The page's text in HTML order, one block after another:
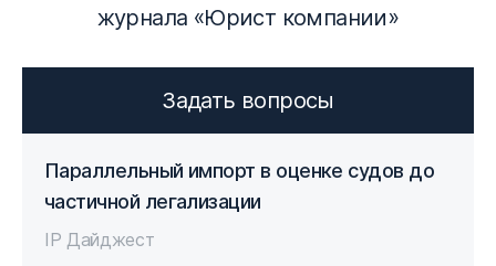
журнала «Юрист компании»
Задать вопросы
IP Дайджест
Параллельный импорт в оценке судов до
частичной легализации